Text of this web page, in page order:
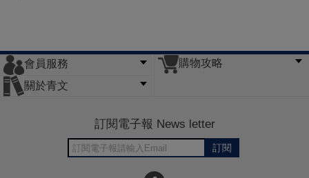
會員服務
會員辦法
客服信箱
隱私條款
網站導覽
購物攻略
關於青文
訂閱電子報 News letter
訂閱